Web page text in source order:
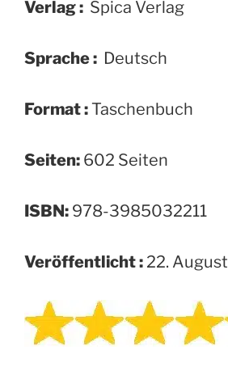
Verlag : ‎ Spica Verlag
Sprache : ‎ Deutsch
Format :‎Taschenbuch
Seiten: 602 Seiten
ISBN: 978-3985032211
Veröffentlicht : 22.